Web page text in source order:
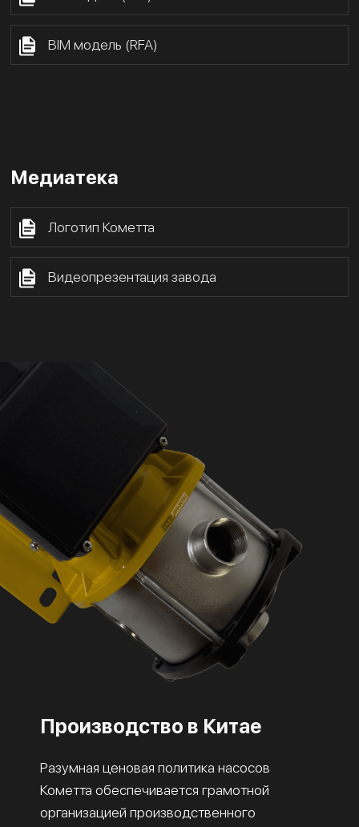
BIM модель (RFA)
Медиатека
Логотип Кометта
Видеопрезентация завода
Производство в Китае
Разумная ценовая политика насосов
Кометта обеспечивается грамотной
организацией производственного